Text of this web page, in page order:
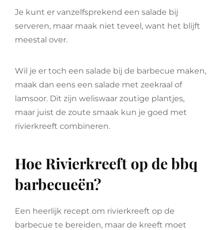
Je kunt er vanzelfsprekend een salade bij
serveren, maar maak niet teveel, want het blijft
meestal over.
Wil je er toch een salade bij de barbecue maken,
maak dan eens een salade met zeekraal of
lamsoor. Dit zijn weliswaar zoutige plantjes,
maar juist de zoute smaak kun je goed met
rivierkreeft combineren.
Hoe Rivierkreeft op de bbq
barbecueën?
Een heerlijk recept om rivierkreeft op de
barbecue te bereiden, maar de kreeft moet